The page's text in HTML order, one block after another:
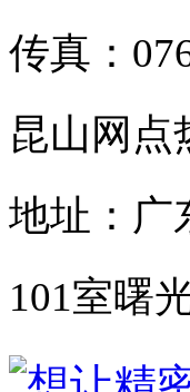
传真：
昆山网点
地址：广
101室曙